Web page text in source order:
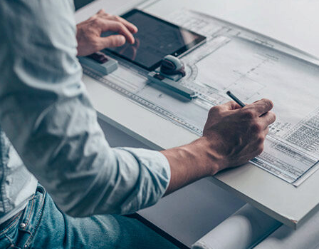
СТРОИТЕЛЬСТВО ТОРГОВОГО ЦЕНТРА
"ЛЕРУА МЕРЛЕН", МОСКОВСКАЯ ОБЛ.
Материалы для огнезащиты металлоконструкций
PRIMATHERM SB, PRIMATHERM С+